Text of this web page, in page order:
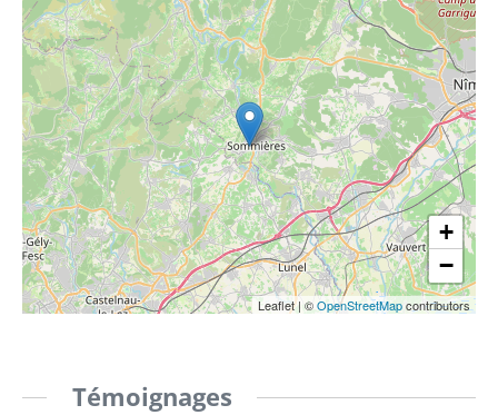
+
−
Leaflet| ©OpenStreetMapcontributors
Témoignages